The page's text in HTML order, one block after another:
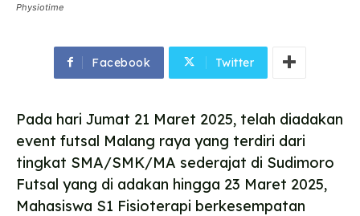
Physiotime
Facebook Twitter
Pada hari Jumat 21 Maret 2025, telah diadakan
event futsal Malang raya yang terdiri dari
tingkat SMA/SMK/MA sederajat di Sudimoro
Futsal yang di adakan hingga 23 Maret 2025,
Mahasiswa S1 Fisioterapi berkesempatan